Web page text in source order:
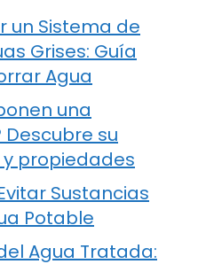
un Sistema de
Grises: Guía
Agua
una
su
propiedades
Sustancias
Potable
Agua Tratada: